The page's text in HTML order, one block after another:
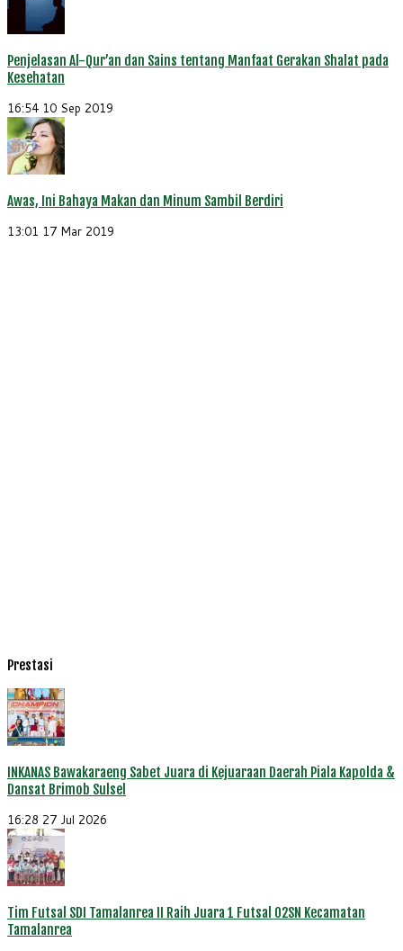
Penjelasan Al-Qur’an dan Sains tentang Manfaat Gerakan Shalat pada
Kesehatan
16:54 10 Sep 2019
Awas, Ini Bahaya Makan dan Minum Sambil Berdiri
13:01 17 Mar 2019
Prestasi
INKANAS Bawakaraeng Sabet Juara di Kejuaraan Daerah Piala Kapolda &
Dansat Brimob Sulsel
16:28 27 Jul 2026
Tim Futsal SDI Tamalanrea II Raih Juara 1 Futsal O2SN Kecamatan
Tamalanrea